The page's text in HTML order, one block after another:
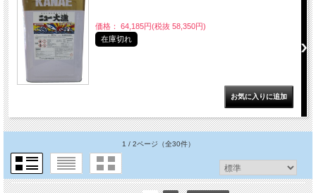
価格： 64,185円(税抜 58,350円)
在庫切れ
1 / 2ページ （全30件）